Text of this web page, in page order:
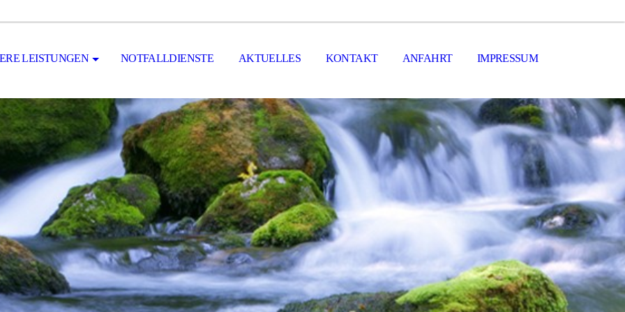
LEISTUNGEN NOTFALLDIENSTE AKTUELLES KONTAKT ANFAHRT IMPRESSUM